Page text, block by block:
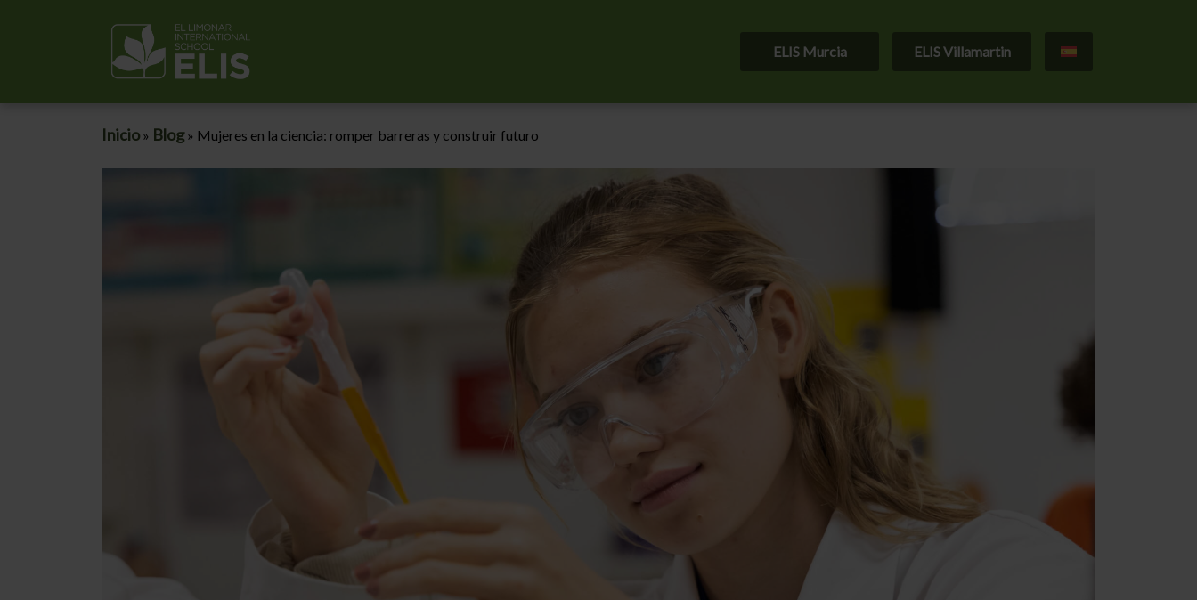
ELIS Murcia ELIS Villamartin
Inicio » Blog» Mujeres en la ciencia: romper barreras y construir futuro